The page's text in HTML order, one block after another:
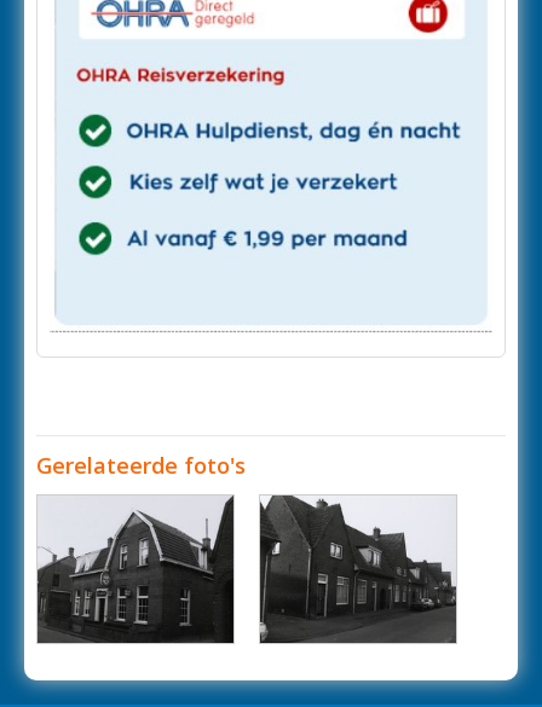
Gerelateerde foto's